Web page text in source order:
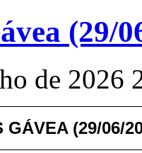
(29/
de 2026
GÁVEA (29/06/